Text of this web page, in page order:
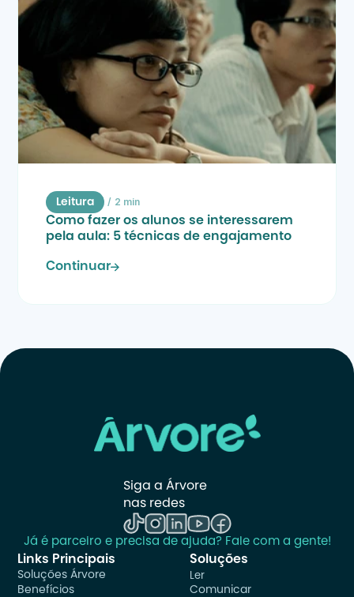
Leitura / 2 min
Como fazer os alunos se interessarem
pela aula: 5 técnicas de engajamento
Continuar
Siga a Árvore
nas redes
Já é parceiro e precisa de ajuda? Fale com a gente!
Links Principais
Soluções Árvore
Benefícios
Soluções
Ler
Comunicar